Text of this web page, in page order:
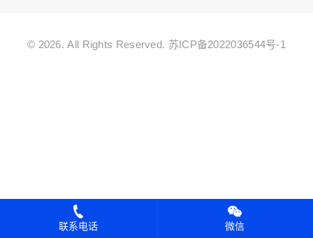
© 2026. All Rights Reserved. 苏ICP备2022036544号-1
联系电话 微信